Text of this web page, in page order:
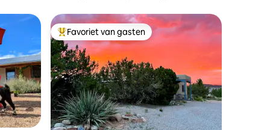
Topfavoriet van gasten
Favoriet van gasten